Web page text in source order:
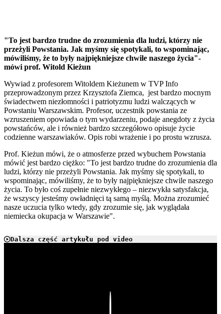
"To jest bardzo trudne do zrozumienia dla ludzi, którzy nie
przeżyli Powstania. Jak myśmy się spotykali, to wspominając,
mówiliśmy, że to były najpiękniejsze chwile naszego życia"-
mówi prof. Witold Kieżun
Wywiad z profesorem Witoldem Kieżunem w TVP Info
przeprowadzonym przez Krzysztofa Ziemca, jest bardzo mocnym
świadectwem niezłomności i patriotyzmu ludzi walczących w
Powstaniu Warszawskim. Profesor, uczestnik powstania ze
wzruszeniem opowiada o tym wydarzeniu, podaje anegdoty z życia
powstańców, ale i również bardzo szczegółowo opisuje życie
codzienne warszawiaków. Opis robi wrażenie i po prostu wzrusza.
Prof. Kieżun mówi, że o atmosferze przed wybuchem Powstania
mówić jest bardzo ciężko: "To jest bardzo trudne do zrozumienia dla
ludzi, którzy nie przeżyli Powstania. Jak myśmy się spotykali, to
wspominając, mówiliśmy, że to były najpiękniejsze chwile naszego
życia. To było coś zupełnie niezwykłego – niezwykła satysfakcja,
że wszyscy jesteśmy owładnięci tą samą myślą. Można zrozumieć
nasze uczucia tylko wtedy, gdy zrozumie się, jak wyglądała
niemiecka okupacja w Warszawie".
Dalsza część artykułu pod video